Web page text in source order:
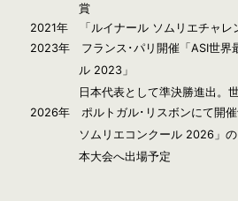
賞
2021年 「ルイナール ソムリエチャレ
2023年 フランス･パリ開催「ASI世界
ル 2023」
日本代表として準決勝進出。
2026年 ポルトガル･リスボンにて開催
ソムリエコンクール 2026」の
本大会へ出場予定